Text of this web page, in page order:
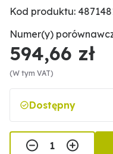
Kod produktu:
Numer(y)
594,66 zł
(W tym VAT)
Dostępny